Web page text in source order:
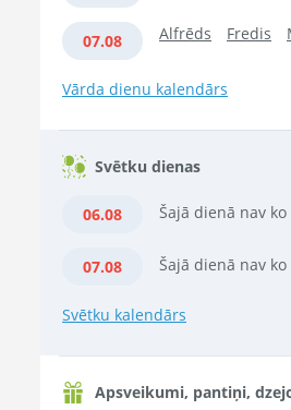
07.08 Alfrēds Fredis
Vārda dienu kalendārs
Svētku dienas
06.08 Šajā dienā nav
07.08 Šajā dienā nav
Svētku kalendārs
Apsveikumi, pantiņi,